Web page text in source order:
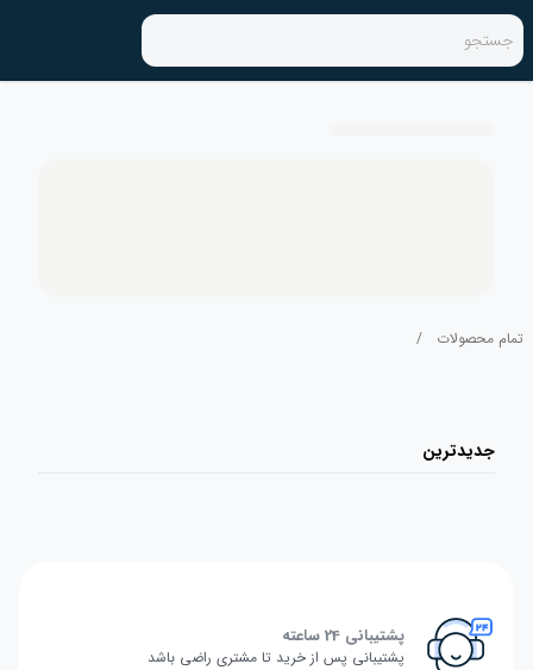
جستجو
تمام محصولات /
جدیدترین
پشتیبانی 24 ساعته
پشتیبانی پس از خرید تا مشتری راضی باشد